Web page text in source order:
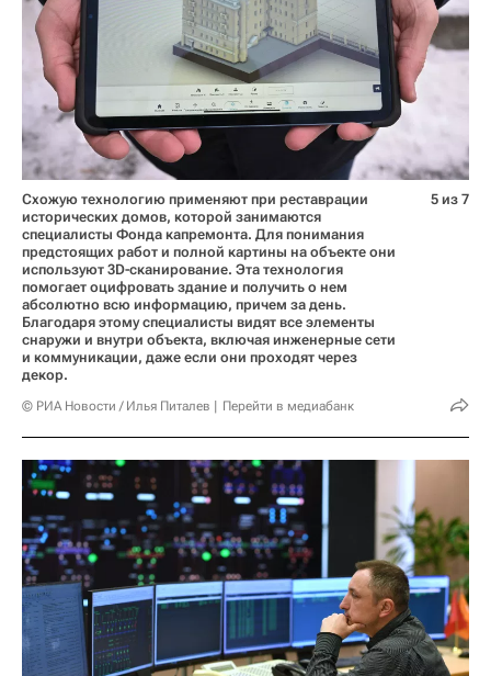
Схожую технологию применяют при реставрации
исторических домов, которой занимаются
специалисты Фонда капремонта. Для понимания
предстоящих работ и полной картины на объекте они
используют 3D-сканирование. Эта технология
помогает оцифровать здание и получить о нем
абсолютно всю информацию, причем за день.
Благодаря этому специалисты видят все элементы
снаружи и внутри объекта, включая инженерные сети
и коммуникации, даже если они проходят через
декор.
© РИА Новости / Илья Питалев Перейти в медиабанк
5 из 7